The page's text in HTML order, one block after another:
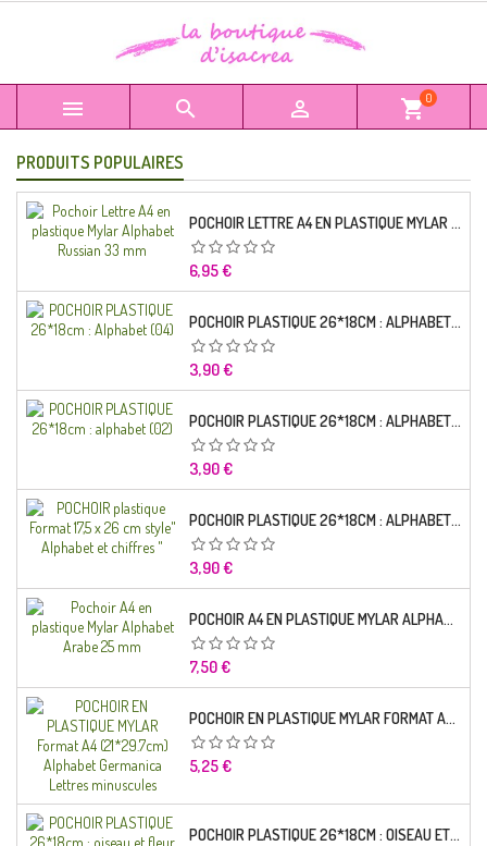
   shopping_cart0
PRODUITS POPULAIRES
POCHOIR LETTRE A4 EN PLASTIQUE MYLAR ALPHABET RUSSIAN 33 MM
Prix
6,95 €
POCHOIR PLASTIQUE 26*18CM : ALPHABET (04)
Prix
3,90 €
POCHOIR PLASTIQUE 26*18CM : ALPHABET (02)
Prix
3,90 €
POCHOIR PLASTIQUE 26*18CM : ALPHABET (01)
Prix
3,90 €
POCHOIR A4 EN PLASTIQUE MYLAR ALPHABET ARABE 25 MM
Prix
7,50 €
POCHOIR EN PLASTIQUE MYLAR FORMAT A4 (21*29.7CM) ALPHABET GERMANICA LETTRES MINUSCULES
Prix
5,25 €
POCHOIR PLASTIQUE 26*18CM : OISEAU ET FLEUR